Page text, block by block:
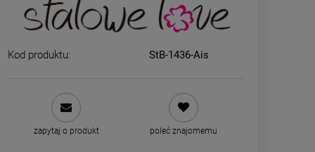
Bransoletka srebrna STAL
CHIRURGICZNA jodełka
cyrkonie
Kod produktu: StB-1436-Ais
zapytaj o produkt poleć znajomemu